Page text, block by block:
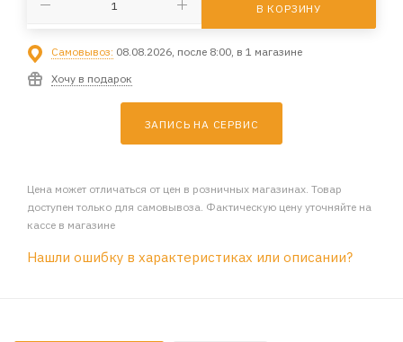
В КОРЗИНУ
Самовывоз: 08.08.2026, после 8:00, в 1 магазине
Хочу в подарок
ЗАПИСЬ НА СЕРВИС
Цена может отличаться от цен в розничных магазинах. Товар
доступен только для самовывоза. Фактическую цену уточняйте на
кассе в магазине
Нашли ошибку в характеристиках или описании?